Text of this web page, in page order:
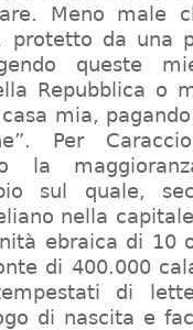
Meno male
protetto da una
queste
Repubblica o
mia,
Per
la
sul quale,
nella
ebraica di 10
di 400.000
di
di nascita e